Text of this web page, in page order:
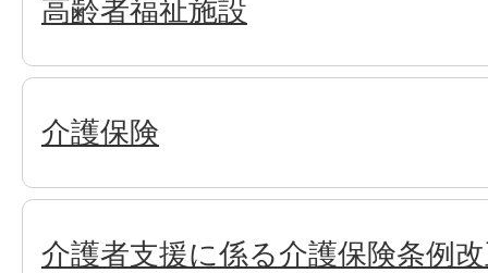
高齢者福祉施設
介護保険
介護者支援に係る介護保険条例